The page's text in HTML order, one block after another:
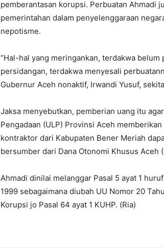
pemberantasan korupsi. Perbuatan Ahmadi
pemerintahan dalam penyelenggaraan
nepotisme.
“Hal-hal yang meringankan, terdakwa
persidangan, terdakwa menyesali
Gubernur Aceh nonaktif, Irwandi Yusuf,
Jaksa menyebutkan, pemberian uang itu
Pengadaan (ULP) Provinsi Aceh
kontraktor dari Kabupaten Bener Meriah
bersumber dari Dana Otonomi Khusus Aceh
Ahmadi dinilai melanggar Pasal 5 ayat 1
1999 sebagaimana diubah UU Nomor 20
Korupsi jo Pasal 64 ayat 1 KUHP. (Ria)